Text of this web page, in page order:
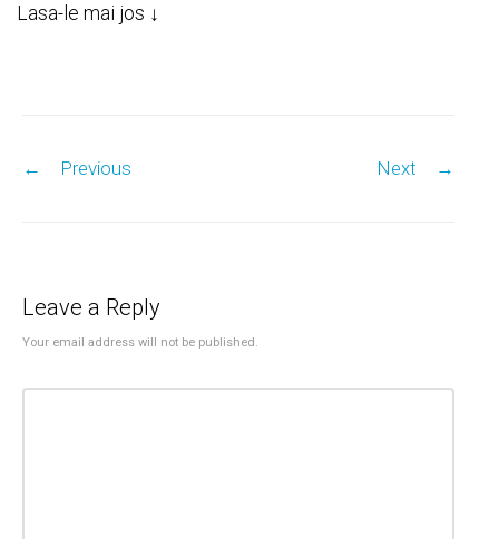
Lasa-le mai jos ↓
← Previous Next →
Leave a Reply
Your email address will not be published.